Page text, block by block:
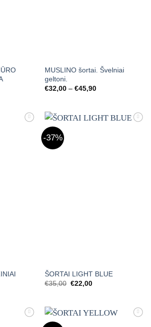
MUSLINO šortai. Švelniai
geltoni.
€32,00 – €45,90Price
€45,90
-37%
ŠORTAI LIGHT BLUE
€35,00 Original
€22,00Current